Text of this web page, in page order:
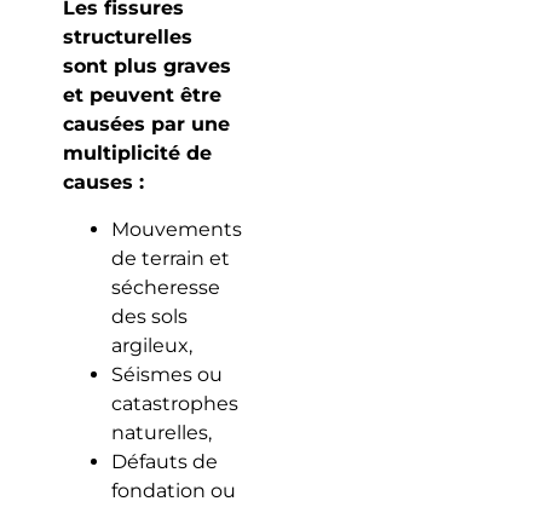
Les fissures
structurelles
sont plus graves
et peuvent être
causées par une
multiplicité de
causes :
Mouvements
de terrain et
sécheresse
des sols
argileux,
Séismes ou
catastrophes
naturelles,
Défauts de
fondation ou